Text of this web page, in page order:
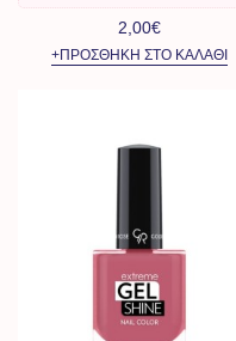
2,00€
+ΠΡΟΣΘΉΚΗ ΣΤΟ ΚΑΛΆΘΙ